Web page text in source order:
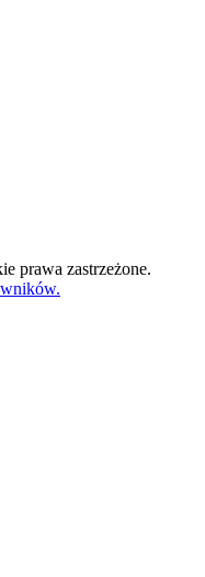
prawa zastrzeżone.